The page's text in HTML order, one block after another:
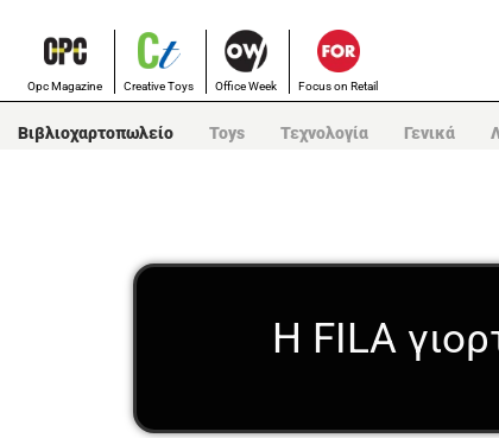
Opc Magazine Creative Toys Office Week Focus on Retail
Βιβλιοχαρτοπωλείο Toys Τεχνολογία Γενικά
Η FILA